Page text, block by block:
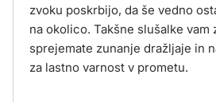
zvoku poskrbijo, da še vedno
na okolico. Takšne slušalke vam
sprejemate zunanje dražljaje in
za lastno varnost v prometu.